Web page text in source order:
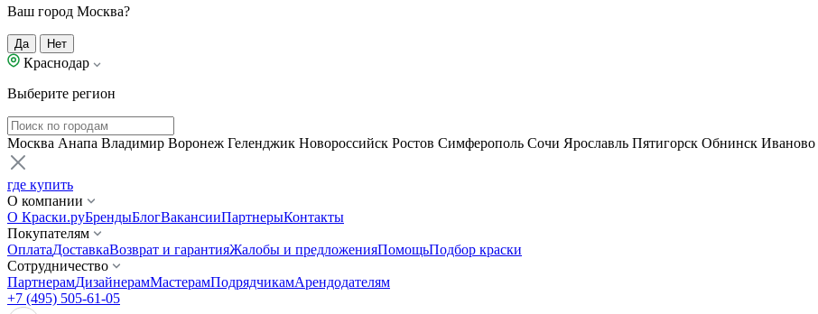
Ваш город Москва?
Да Нет
Краснодар
Выберите регион
Москва Анапа Владимир Воронеж Геленджик Новороссийск Ростов Симферополь Сочи Ярославль Пятигорск Обнинск Иваново
где купить
О компании
О Краски.руБрендыБлогВакансииПартнерыКонтакты
Покупателям
ОплатаДоставкаВозврат и гарантияЖалобы и предложенияПомощьПодбор краски
Сотрудничество
ПартнерамДизайнерамМастерамПодрядчикамАрендодателям
+7 (495) 505-61-05